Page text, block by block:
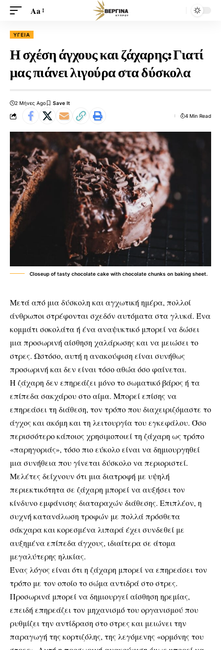
Aa
ΥΓΕΊΑ
Η σχέση άγχους και ζάχαρης: Γιατί
μας πιάνει λιγούρα στα δύσκολα
2 Μήνες Ago
4 Min Read
Closeup of tasty chocolate cake with chocolate chunks on baking sheet.
Μετά από μια δύσκολη και αγχωτική ημέρα, πολλοί
άνθρωποι στρέφονται σχεδόν αυτόματα στα γλυκά. Ένα
κομμάτι σοκολάτα ή ένα αναψυκτικό μπορεί να δώσει
μια προσωρινή αίσθηση χαλάρωσης και να μειώσει το
στρες. Ωστόσο, αυτή η ανακούφιση είναι συνήθως
προσωρινή και δεν είναι τόσο αθώα όσο φαίνεται.
Η ζάχαρη δεν επηρεάζει μόνο το σωματικό βάρος ή τα
επίπεδα σακχάρου στο αίμα. Μπορεί επίσης να
επηρεάσει τη διάθεση, τον τρόπο που διαχειριζόμαστε το
άγχος και ακόμη και τη λειτουργία του εγκεφάλου. Όσο
περισσότερο κάποιος χρησιμοποιεί τη ζάχαρη ως τρόπο
«παρηγοριάς», τόσο πιο εύκολο είναι να δημιουργηθεί
μια συνήθεια που γίνεται δύσκολο να περιοριστεί.
Μελέτες δείχνουν ότι μια διατροφή με υψηλή
περιεκτικότητα σε ζάχαρη μπορεί να αυξήσει τον
κίνδυνο εμφάνισης διαταραχών διάθεσης. Επιπλέον, η
συχνή κατανάλωση τροφών με πολλά πρόσθετα
σάκχαρα και κορεσμένα λιπαρά έχει συνδεθεί με
αυξημένα επίπεδα άγχους, ιδιαίτερα σε άτομα
μεγαλύτερης ηλικίας.
Ένας λόγος είναι ότι η ζάχαρη μπορεί να επηρεάσει τον
τρόπο με τον οποίο το σώμα αντιδρά στο στρες.
Προσωρινά μπορεί να δημιουργεί αίσθηση ηρεμίας,
επειδή επηρεάζει τον μηχανισμό του οργανισμού που
ρυθμίζει την αντίδραση στο στρες και μειώνει την
παραγωγή της κορτιζόλης, της λεγόμενης «ορμόνης του